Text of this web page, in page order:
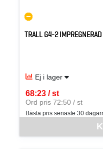
TRALL G4-2
Ej i lager
68:23 / st
SEK per ST
Ord pris 72:50 / st
Bästa pris senaste 30